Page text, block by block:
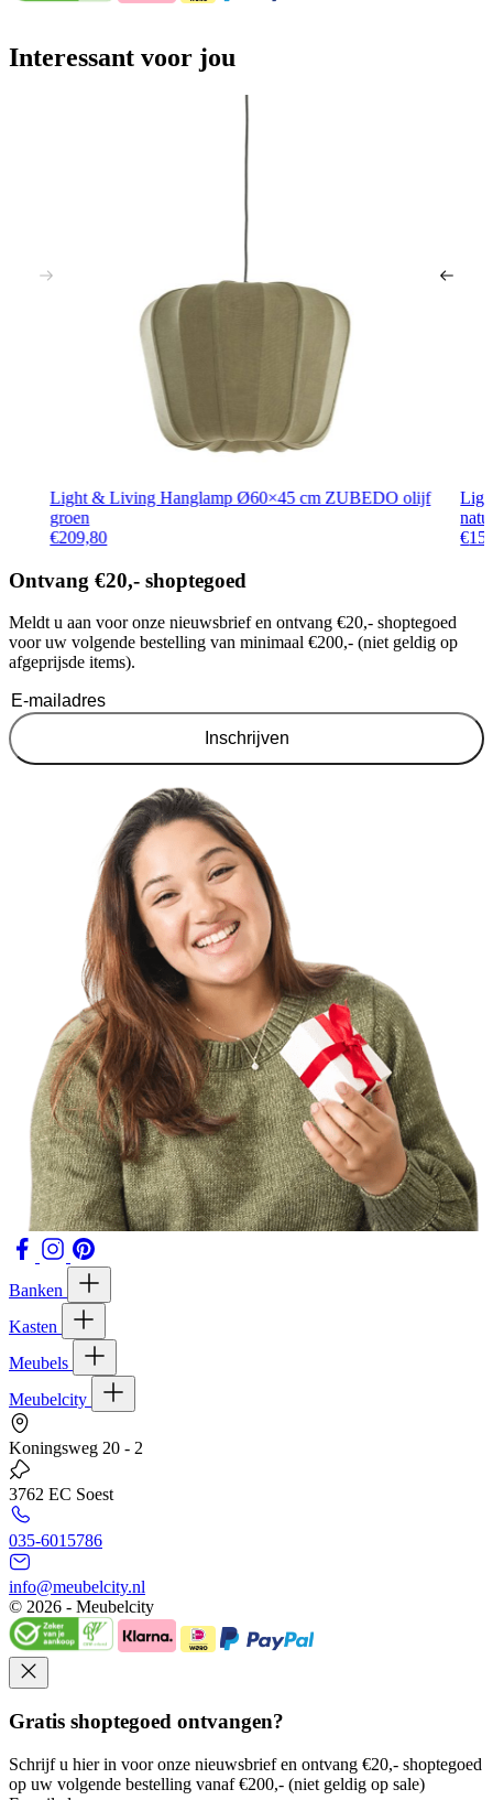
Interessant voor jou
Light & Living Hanglamp Ø60×45 cm ZUBEDO olijf
groen
€209,80
€
Ontvang €20,- shoptegoed
Meldt u aan voor onze nieuwsbrief en ontvang €20,- shoptegoed
voor uw volgende bestelling van minimaal €200,- (niet geldig op
afgeprijsde items).
Inschrijven
Banken
Kasten
Meubels
Meubelcity
Koningsweg 20 - 2
3762 EC Soest
035-6015786
info@meubelcity.nl
© 2026 - Meubelcity
Gratis shoptegoed ontvangen?
Schrijf u hier in voor onze nieuwsbrief en ontvang €20,- shoptegoed
op uw volgende bestelling vanaf €200,- (niet geldig op sale)